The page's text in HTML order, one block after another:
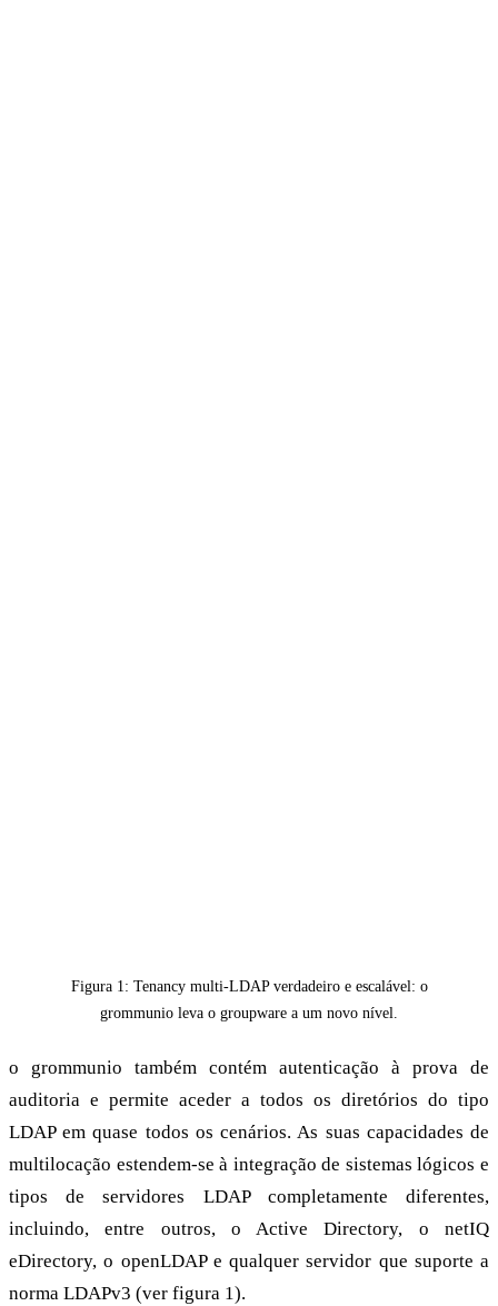
Figura 1: Tenancy multi-LDAP verdadeiro e escalável: o
grommunio leva o groupware a um novo nível.
o grommunio também contém autenticação à prova de
auditoria e permite aceder a todos os diretórios do tipo
LDAP em quase todos os cenários. As suas capacidades de
multilocação estendem-se à integração de sistemas lógicos e
tipos de servidores LDAP completamente diferentes,
incluindo, entre outros, o Active Directory, o netIQ
eDirectory, o openLDAP e qualquer servidor que suporte a
norma LDAPv3 (ver figura 1).